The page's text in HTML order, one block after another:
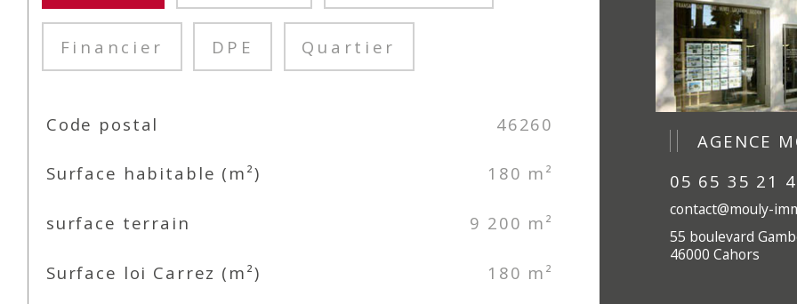
Financier DPE Quartier
TRAD_SIROCCO_Caracteristique
Code postal 46260
Surface habitable (m²) 180 m²
surface terrain 9 200 m²
Surface loi Carrez (m²) 180 m²
AGENCE
05 65 35 21
contact@mouly-
55 boulevard
46000 Cahors